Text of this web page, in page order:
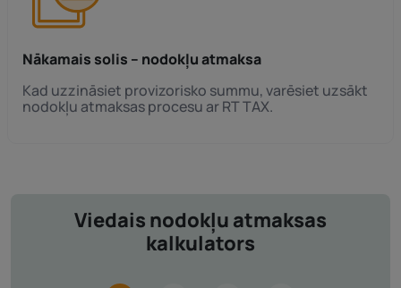
Nākamais solis – nodokļu atmaksa
Kad uzzināsiet provizorisko summu, varēsiet uzsākt
nodokļu atmaksas procesu ar RT TAX.
Viedais nodokļu atmaksas
kalkulators